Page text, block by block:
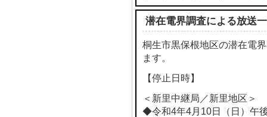
潜在電界調査による放送
桐生市黒保根地区の潜在電
ます。
【停止日時】
＜新里中継局／新里地区＞
◆令和4年4月10日（日）午